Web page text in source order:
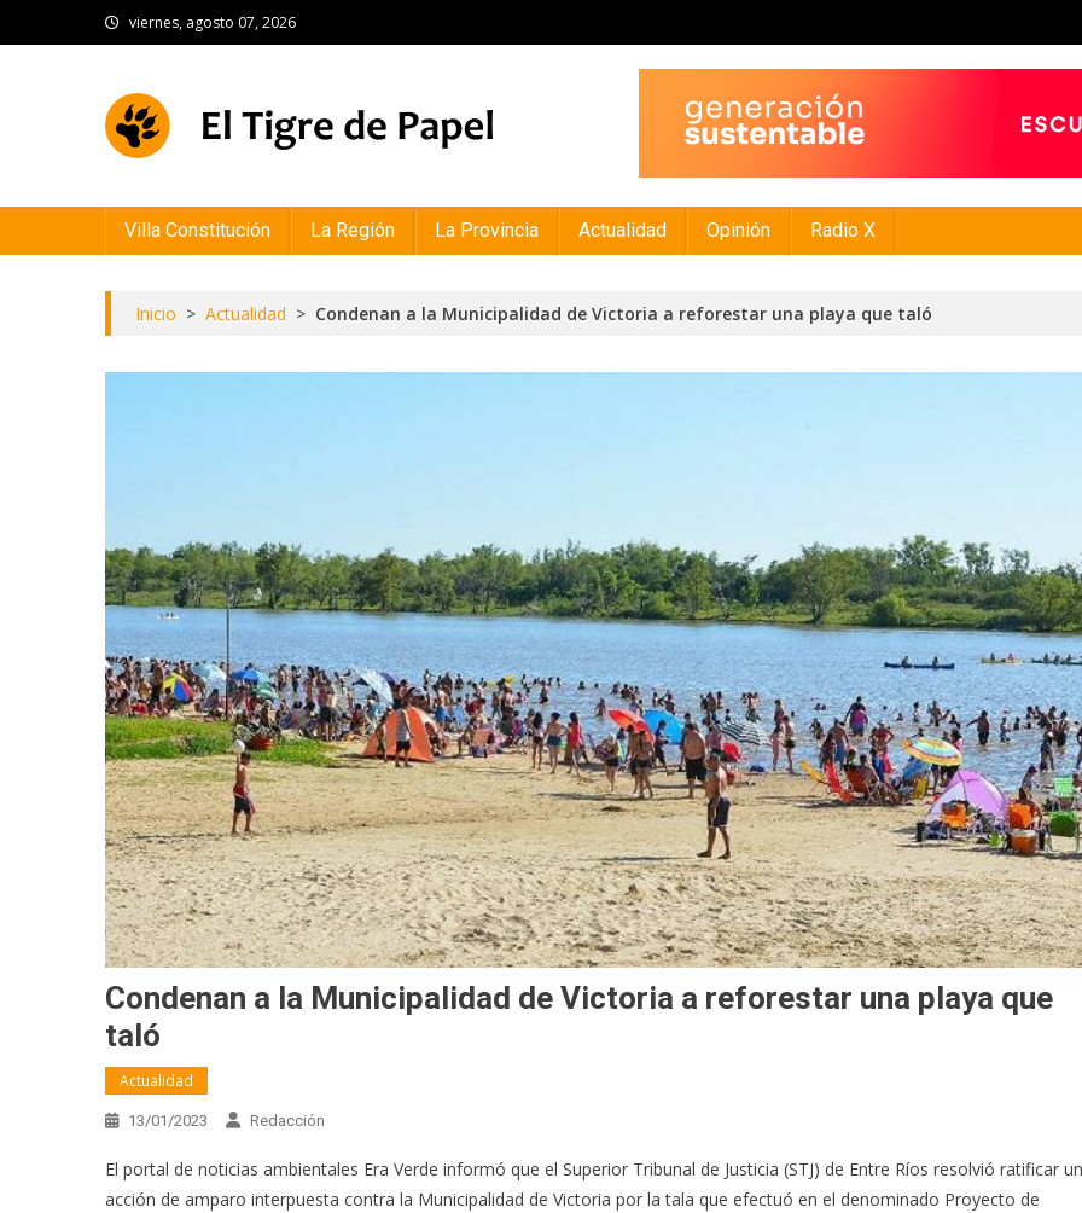
to
viernes, agosto 07, 2026
Villa Constitución La Región La Provincia Actualidad Opinión Radio X
Inicio > Actualidad > Condenan a la Municipalidad de Victoria a reforestar una playa que taló
Condenan a la Municipalidad de Victoria a reforestar una playa que
taló
Actualidad
13/01/2023 Redacción
El portal de noticias ambientales Era Verde informó que el Superior Tribunal de Justicia (STJ) de Entre Ríos resolvió ratificar
acción de amparo interpuesta contra la Municipalidad de Victoria por la tala que efectuó en el denominado Proyecto de